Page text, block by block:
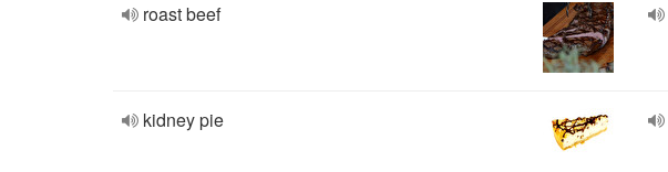
roast beef
kidney pie